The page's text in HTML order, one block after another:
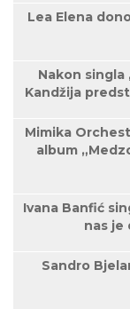
Lea Elena
Nakon singla
Kandžija
Mimika
album
Ivana Banfić
nas je
Sandro